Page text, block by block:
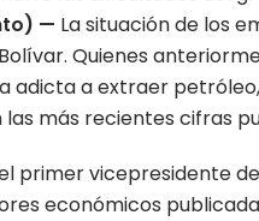
— La situación de los
Quienes
adicta a extraer
las más recientes cifras
primer vicepresidente
económicos